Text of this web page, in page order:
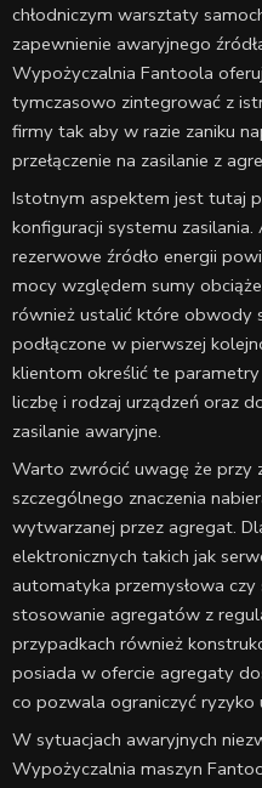
chłodniczym warsztaty
zapewnienie awaryjnego
Wypożyczalnia Fantoola
tymczasowo zintegrować z
firmy tak aby w razie zaniku
przełączenie na zasilanie z
Istotnym aspektem jest tutaj
konfiguracji systemu
rezerwowe źródło energii
mocy względem sumy
również ustalić które
podłączone w pierwszej
klientom określić te parametry
liczbę i rodzaj urządzeń oraz
zasilanie awaryjne.
Warto zwrócić uwagę że przy
szczególnego znaczenia
wytwarzanej przez agregat.
elektronicznych takich jak
automatyka przemysłowa
stosowanie agregatów z
przypadkach również
posiada w ofercie agregaty
co pozwala ograniczyć ryzyko
W sytuacjach awaryjnych
Wypożyczalnia maszyn